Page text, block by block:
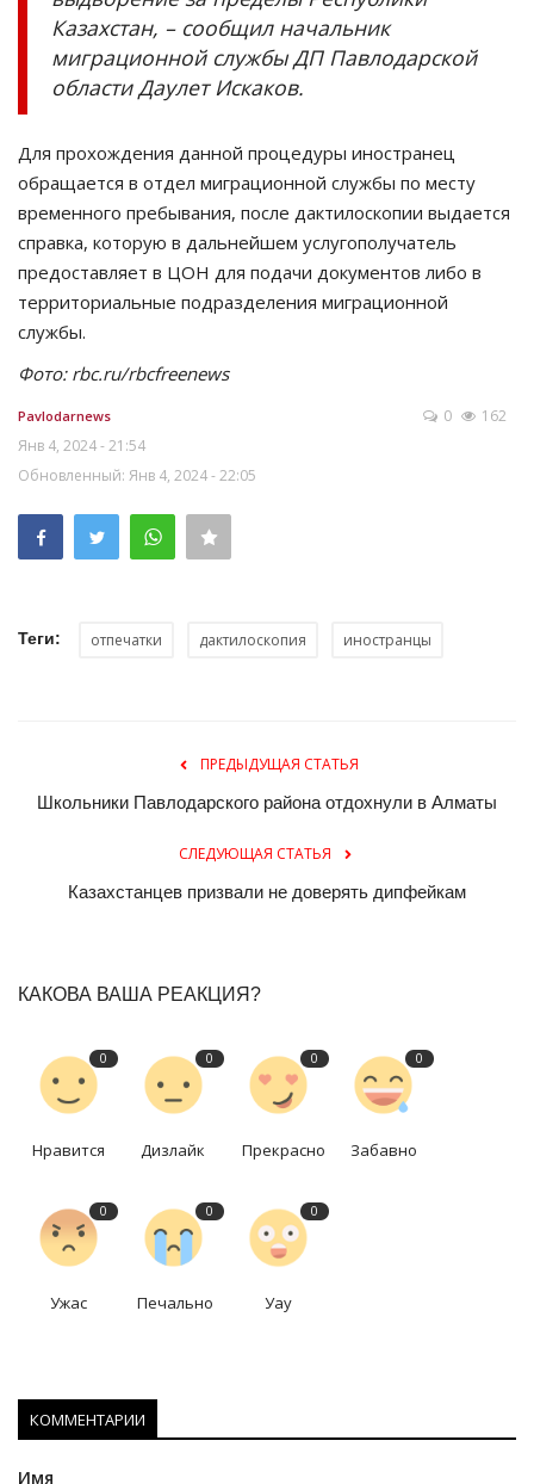
Казахстан, – сообщил начальник
миграционной службы ДП Павлодарской
области Даулет Искаков.
Для прохождения данной процедуры иностранец
обращается в отдел миграционной службы по месту
временного пребывания, после дактилоскопии выдается
справка, которую в дальнейшем услугополучатель
предоставляет в ЦОН для подачи документов либо в
территориальные подразделения миграционной
службы.
Фото: rbc.ru/rbcfreenews
Pavlodarnews
Янв 4, 2024 - 21:54
Обновленный: Янв 4, 2024 - 22:05
0 162
Теги: отпечатки дактилоскопия иностранцы
ПРЕДЫДУЩАЯ СТАТЬЯ
Школьники Павлодарского района отдохнули в Алматы
СЛЕДУЮЩАЯ СТАТЬЯ
Казахстанцев призвали не доверять дипфейкам
КАКОВА ВАША РЕАКЦИЯ?
0
Нравится
0
Дизлайк
0
Прекрасно
0
Забавно
0
Ужас
0
Печально
0
Уау
КОММЕНТАРИИ
Имя